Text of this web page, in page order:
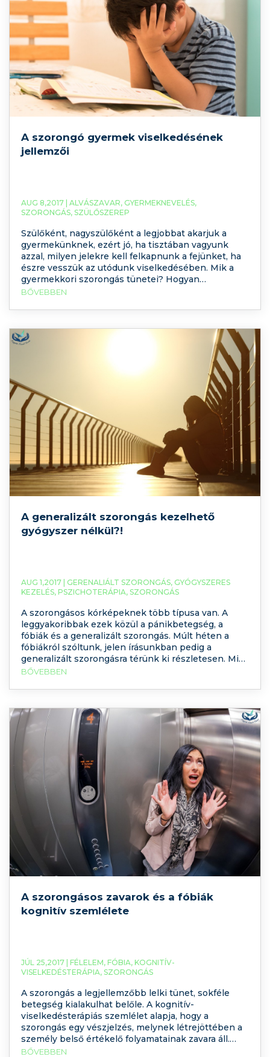
A szorongó gyermek viselkedésének
jellemzői
AUG 8,2017 | ALVÁSZAVAR, GYERMEKNEVELÉS,
SZORONGÁS, SZÜLŐSZEREP
Szülőként, nagyszülőként a legjobbat akarjuk a
gyermekünknek, ezért jó, ha tisztában vagyunk
azzal, milyen jelekre kell felkapnunk a fejünket, ha
észre vesszük az utódunk viselkedésében. Mik a
gyermekkori szorongás tünetei? Hogyan
segíthetünk a gyermekünknek, ha ezek
fejlődési szinttől függően sokféle tünete lehet egy
most ezeket!
BŐVEBBEN
A generalizált szorongás kezelhető
gyógyszer nélkül?!
AUG 1,2017 | GERENALIÁLT SZORONGÁS, GYÓGYSZERES
KEZELÉS, PSZICHOTERÁPIA, SZORONGÁS
A szorongásos kórképeknek több típusa van. A
leggyakoribbak ezek közül a pánikbetegség, a
fóbiák és a generalizált szorongás. Múlt héten a
fóbiákról szóltunk, jelen írásunkban pedig a
generalizált szorongásra térünk ki részletesen. Mi
az a generalizált szorongás? Mik a tünetei? Hogyan
ehhez gyógyszer?
BŐVEBBEN
A szorongásos zavarok és a fóbiák
kognitív szemlélete
JÚL 25,2017 | FÉLELEM, FÓBIA, KOGNITÍV-
VISELKEDÉSTERÁPIA, SZORONGÁS
A szorongás a legjellemzőbb lelki tünet, sokféle
betegség kialakulhat belőle. A kognitív-
viselkedésterápiás szemlélet alapja, hogy a
szorongás egy vészjelzés, melynek létrejöttében a
személy belső értékelő folyamatainak zavara áll.
Magyarán a beteg a veszélytelen ingert is
BŐVEBBEN